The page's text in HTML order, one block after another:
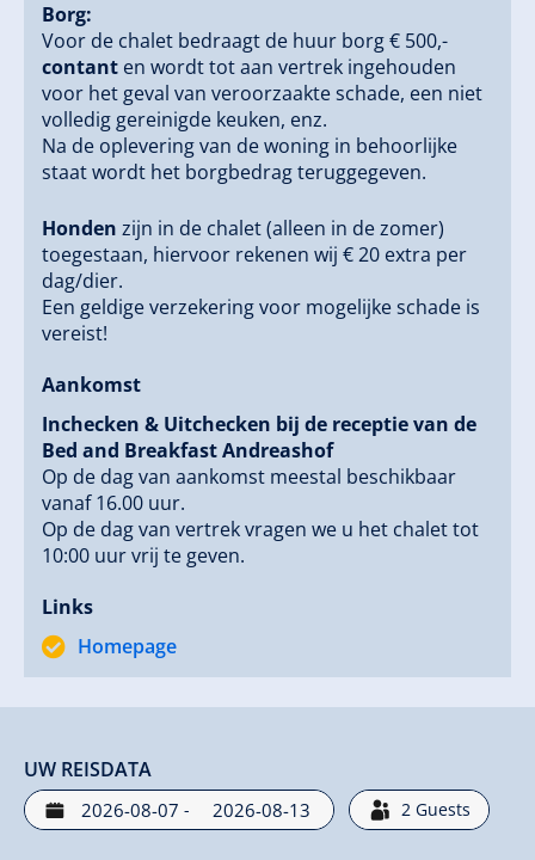
Borg:
Voor de chalet bedraagt de huur borg € 500,-
contant en wordt tot aan vertrek ingehouden
voor het geval van veroorzaakte schade, een niet
volledig gereinigde keuken, enz.
Na de oplevering van de woning in behoorlijke
staat wordt het borgbedrag teruggegeven.
Honden zijn in de chalet (alleen in de zomer)
toegestaan, hiervoor rekenen wij € 20 extra per
dag/dier.
Een geldige verzekering voor mogelijke schade is
vereist!
Aankomst
Inchecken & Uitchecken bij de receptie van de
Bed and Breakfast Andreashof
Op de dag van aankomst meestal beschikbaar
vanaf 16.00 uur.
Op de dag van vertrek vragen we u het chalet tot
10:00 uur vrij te geven.
Links
Homepage
UW REISDATA
- 2 Guests